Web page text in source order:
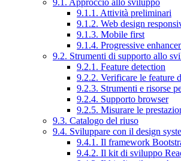
9.1. Approccio allo sviluppo
9.1.1. Attività preliminari
9.1.2. Web design
9.1.3. Mobile first
9.1.4. Progressive
9.2. Strumenti di supporto allo
9.2.1. Feature detection
9.2.2. Verificare le feature
9.2.3. Strumenti e risorse
9.2.4. Supporto browser
9.2.5. Misurare le
9.3. Catalogo del riuso
9.4. Sviluppare con il design
9.4.1. Il framework
9.4.2. Il kit di sviluppo